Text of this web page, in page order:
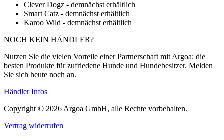
Clever Dogz - demnächst erhältlich
Smart Catz - demnächst erhältlich
Karoo Wild - demnächst erhältlich
NOCH KEIN HÄNDLER?
Nutzen Sie die vielen Vorteile einer Partnerschaft mit Argoa: die
besten Produkte für zufriedene Hunde und Hundebesitzer. Melden
Sie sich heute noch an.
Händler Infos
Copyright © 2026 Argoa GmbH, alle Rechte vorbehalten.
Vertrag widerrufen